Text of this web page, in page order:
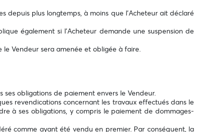
plus longtemps, à moins que l’Acheteur ait déclaré
également si l’Acheteur demande une suspension de
le Vendeur sera amenée et obligée à faire.
obligations de paiement envers le Vendeur.
revendications concernant les travaux effectués dans le
à ses obligations, y compris le paiement de dommages-
comme ayant été vendu en premier. Par conséquent, la